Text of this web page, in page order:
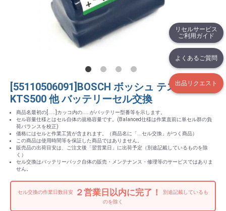
リセルサービス
ご利用ガイド
よくあるご質問
出品リクエスト
[55110506091]BOSCH ボッシュ テスター
KTS500 他 バッテリーセル交換
商品名最初の[.....]カッコ内の.....がバッテリー型番等を示します。
セル容量仕様とはセル自体の規格容量です。(Balanced仕様は作業直前に単セル群の負
荷バランスを校正)
価格にはセルと作業工賃が含まれます。（商品名に「...セル交換」がつく商品）
この商品は使用時間等を保証した商品ではありません。
販売品の出荷目安は、ご注文後「翌営業日」に出荷予定（別途記載しているものを除
く）
セル交換はバッテリーパック自体の販売・メンテナンス・修理等のサービスではありま
せん。
セル交換の作業日数目安 ２営業日以内に完了！
別途記載しているも
のを除く